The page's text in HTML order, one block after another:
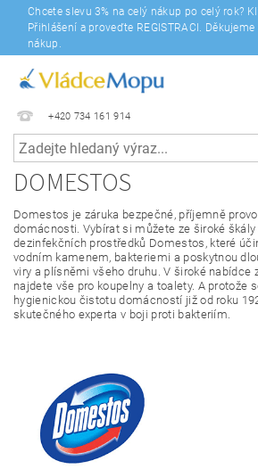
Chcete slevu 3% na celý nákup po celý rok?
Přihlášení a proveďte REGISTRACI.
nákup.
+420 734 161 914
DOMESTOS
Domestos je záruka bezpečné, příjemně
domácnosti. Vybírat si můžete ze široké
dezinfekčních prostředků Domestos, které
vodním kamenem, bakteriemi a poskytnou
viry a plísněmi všeho druhu. V široké nabídce
najdete vše pro koupelny a toalety. A protože
hygienickou čistotu domácností již od roku
skutečného experta v boji proti bakteriím.